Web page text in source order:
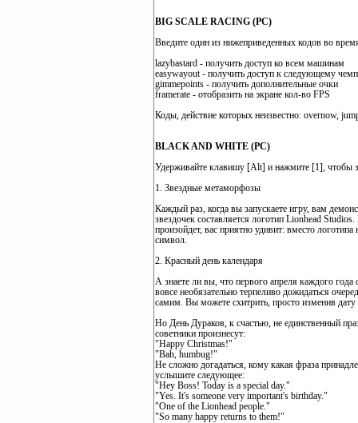
BIG SCALE RACING (PC)
Введите один из нижеприведенных кодов во
lazybastard - получить доступ ко всем машинам
easywayout - получить доступ к следующему
gimmepoints - получить дополнительные очки
framerate - отобразить на экране кол-во FPS
Коды, действие которых неизвестно: overnow,
BLACK AND WHITE (PC)
Удерживайте клавишу [Alt] и нажмите [1], чтобы
1. Звездные метаморфозы
Каждый раз, когда вы запускаете игру, вам
звездочек составляется логотип Lionhead
произойдет, вас приятно удивит: вместо
символ.
2. Красный день календаря
А знаете ли вы, что первого апреля каждого
вовсе необязательно терпеливо дожидаться
самим. Вы можете схитрить, просто изменив
Но День Дураков, к счастью, не единственный
советники произнесут:
"Happy Christmas!"
"Bah, humbug!"
Не сложно догадаться, кому какая фраза
услышите следующее:
"Hey Boss! Today is a special day."
"Yes. It's someone very important's birthday."
"One of the Lionhead people."
"So many happy returns to them!"